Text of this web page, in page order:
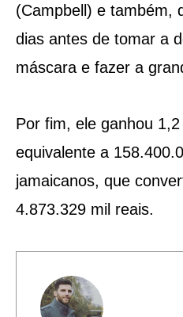
(Campbell) e também,
dias antes de tomar a
máscara e fazer a
Por fim, ele ganhou
equivalente a
jamaicanos, que
4.873.329 mil reais.